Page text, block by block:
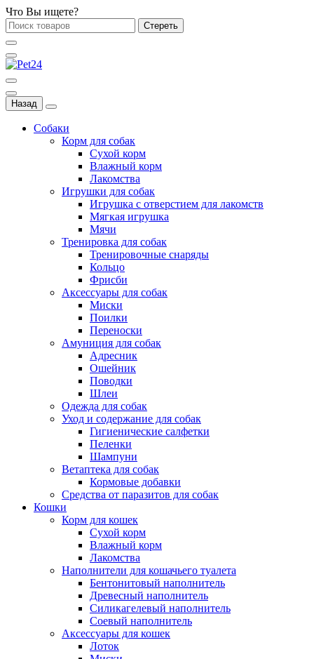
Что Вы ищете?
Стереть
Назад
Собаки
Корм для собак
Сухой корм
Влажный корм
Лакомства
Игрушки для собак
Игрушка с отверстием для лакомств
Мягкая игрушка
Мячи
Тренировка для собак
Тренировочные снаряды
Кольцо
Фрисби
Аксессуары для собак
Миски
Поилки
Переноски
Амуниция для собак
Адресник
Ошейник
Поводки
Шлеи
Одежда для собак
Уход и содержание для собак
Гигиенические салфетки
Пеленки
Шампуни
Ветаптека для собак
Кормовые добавки
Средства от паразитов для собак
Кошки
Корм для кошек
Сухой корм
Влажный корм
Лакомства
Наполнители для кошачьего туалета
Бентонитовый наполнитель
Древесный наполнитель
Силикагелевый наполнитель
Соевый наполнитель
Аксессуары для кошек
Лоток